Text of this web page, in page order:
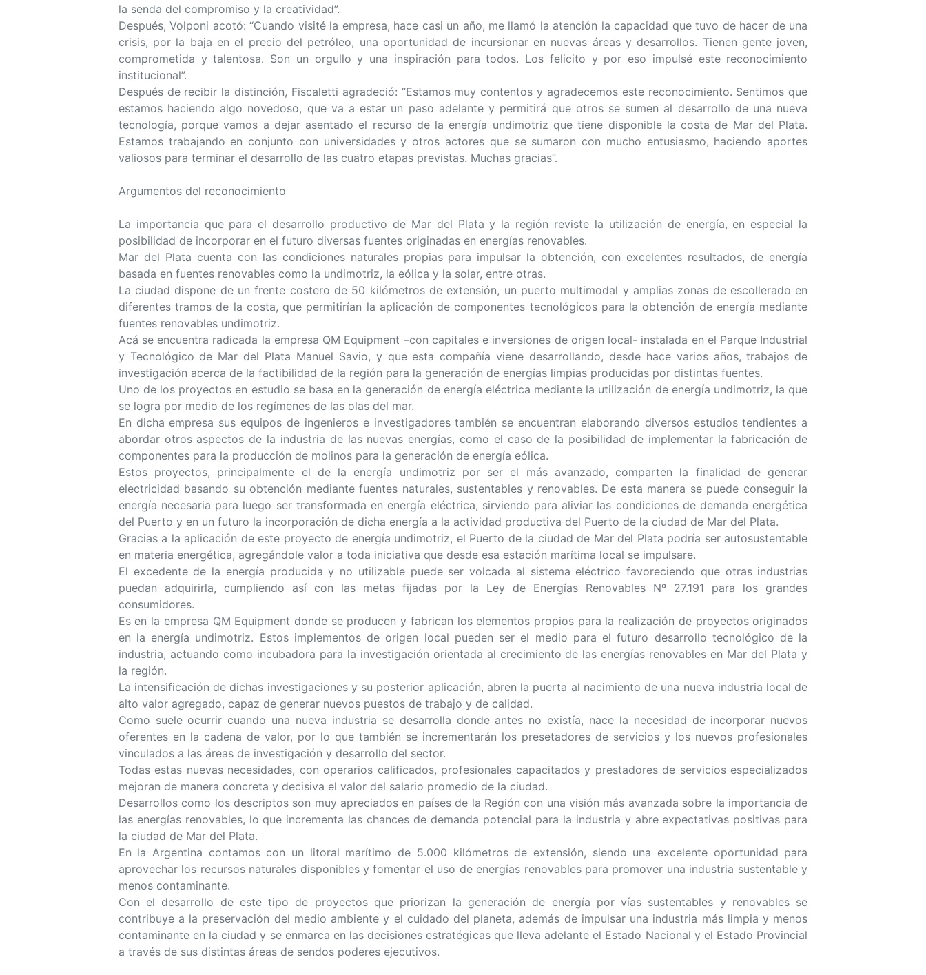
la senda del compromiso y la creatividad”.
Después, Volponi acotó: “Cuando visité la empresa, hace casi un año, me llamó la atención la capacidad que tuvo de hacer de una
crisis, por la baja en el precio del petróleo, una oportunidad de incursionar en nuevas áreas y desarrollos. Tienen gente joven,
comprometida y talentosa. Son un orgullo y una inspiración para todos. Los felicito y por eso impulsé este reconocimiento
institucional”.
Después de recibir la distinción, Fiscaletti agradeció: “Estamos muy contentos y agradecemos este reconocimiento. Sentimos que
estamos haciendo algo novedoso, que va a estar un paso adelante y permitirá que otros se sumen al desarrollo de una nueva
tecnología, porque vamos a dejar asentado el recurso de la energía undimotriz que tiene disponible la costa de Mar del Plata.
Estamos trabajando en conjunto con universidades y otros actores que se sumaron con mucho entusiasmo, haciendo aportes
valiosos para terminar el desarrollo de las cuatro etapas previstas. Muchas gracias”.
Argumentos del reconocimiento
La importancia que para el desarrollo productivo de Mar del Plata y la región reviste la utilización de energía, en especial la
posibilidad de incorporar en el futuro diversas fuentes originadas en energías renovables.
Mar del Plata cuenta con las condiciones naturales propias para impulsar la obtención, con excelentes resultados, de energía
basada en fuentes renovables como la undimotriz, la eólica y la solar, entre otras.
La ciudad dispone de un frente costero de 50 kilómetros de extensión, un puerto multimodal y amplias zonas de escollerado en
diferentes tramos de la costa, que permitirían la aplicación de componentes tecnológicos para la obtención de energía mediante
fuentes renovables undimotriz.
Acá se encuentra radicada la empresa QM Equipment –con capitales e inversiones de origen local- instalada en el Parque Industrial
y Tecnológico de Mar del Plata Manuel Savio, y que esta compañía viene desarrollando, desde hace varios años, trabajos de
investigación acerca de la factibilidad de la región para la generación de energías limpias producidas por distintas fuentes.
Uno de los proyectos en estudio se basa en la generación de energía eléctrica mediante la utilización de energía undimotriz, la que
se logra por medio de los regímenes de las olas del mar.
En dicha empresa sus equipos de ingenieros e investigadores también se encuentran elaborando diversos estudios tendientes a
abordar otros aspectos de la industria de las nuevas energías, como el caso de la posibilidad de implementar la fabricación de
componentes para la producción de molinos para la generación de energía eólica.
Estos proyectos, principalmente el de la energía undimotriz por ser el más avanzado, comparten la finalidad de generar
electricidad basando su obtención mediante fuentes naturales, sustentables y renovables. De esta manera se puede conseguir la
energía necesaria para luego ser transformada en energía eléctrica, sirviendo para aliviar las condiciones de demanda energética
del Puerto y en un futuro la incorporación de dicha energía a la actividad productiva del Puerto de la ciudad de Mar del Plata.
Gracias a la aplicación de este proyecto de energía undimotriz, el Puerto de la ciudad de Mar del Plata podría ser autosustentable
en materia energética, agregándole valor a toda iniciativa que desde esa estación marítima local se impulsare.
El excedente de la energía producida y no utilizable puede ser volcada al sistema eléctrico favoreciendo que otras industrias
puedan adquirirla, cumpliendo así con las metas fijadas por la Ley de Energías Renovables Nº 27.191 para los grandes
consumidores.
Es en la empresa QM Equipment donde se producen y fabrican los elementos propios para la realización de proyectos originados
en la energía undimotriz. Estos implementos de origen local pueden ser el medio para el futuro desarrollo tecnológico de la
industria, actuando como incubadora para la investigación orientada al crecimiento de las energías renovables en Mar del Plata y
la región.
La intensificación de dichas investigaciones y su posterior aplicación, abren la puerta al nacimiento de una nueva industria local de
alto valor agregado, capaz de generar nuevos puestos de trabajo y de calidad.
Como suele ocurrir cuando una nueva industria se desarrolla donde antes no existía, nace la necesidad de incorporar nuevos
oferentes en la cadena de valor, por lo que también se incrementarán los presetadores de servicios y los nuevos profesionales
vinculados a las áreas de investigación y desarrollo del sector.
Todas estas nuevas necesidades, con operarios calificados, profesionales capacitados y prestadores de servicios especializados
mejoran de manera concreta y decisiva el valor del salario promedio de la ciudad.
Desarrollos como los descriptos son muy apreciados en países de la Región con una visión más avanzada sobre la importancia de
las energías renovables, lo que incrementa las chances de demanda potencial para la industria y abre expectativas positivas para
la ciudad de Mar del Plata.
En la Argentina contamos con un litoral marítimo de 5.000 kilómetros de extensión, siendo una excelente oportunidad para
aprovechar los recursos naturales disponibles y fomentar el uso de energías renovables para promover una industria sustentable y
menos contaminante.
Con el desarrollo de este tipo de proyectos que priorizan la generación de energía por vías sustentables y renovables se
contribuye a la preservación del medio ambiente y el cuidado del planeta, además de impulsar una industria más limpia y menos
contaminante en la ciudad y se enmarca en las decisiones estratégicas que lleva adelante el Estado Nacional y el Estado Provincial
a través de sus distintas áreas de sendos poderes ejecutivos.